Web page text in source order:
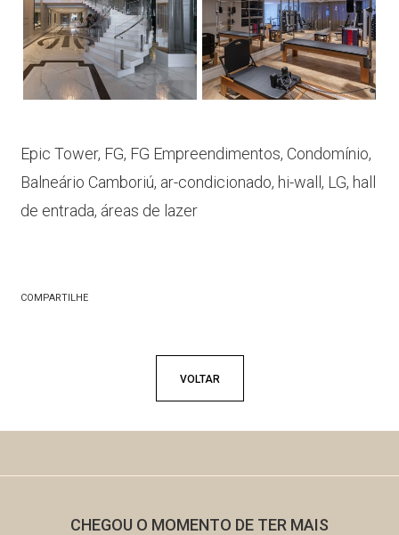
Epic Tower, FG, FG Empreendimentos, Condomínio,
Balneário Camboriú, ar-condicionado, hi-wall, LG, hall
de entrada, áreas de lazer
COMPARTILHE
VOLTAR
CHEGOU O MOMENTO DE TER MAIS